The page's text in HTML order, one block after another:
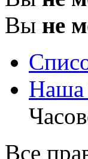
Вы не
Наша
Все